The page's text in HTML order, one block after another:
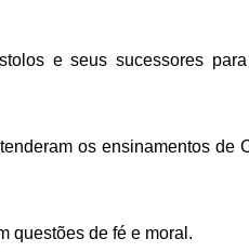
e seus sucessores
os ensinamentos de
questões de fé e moral.